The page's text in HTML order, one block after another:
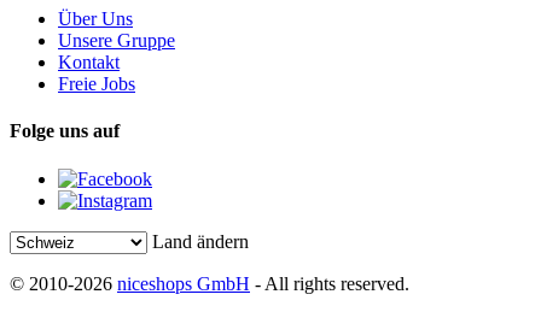
Über Uns
Unsere Gruppe
Kontakt
Freie Jobs
Folge uns auf
Land ändern
© 2010-2026 niceshops GmbH - All rights reserved.